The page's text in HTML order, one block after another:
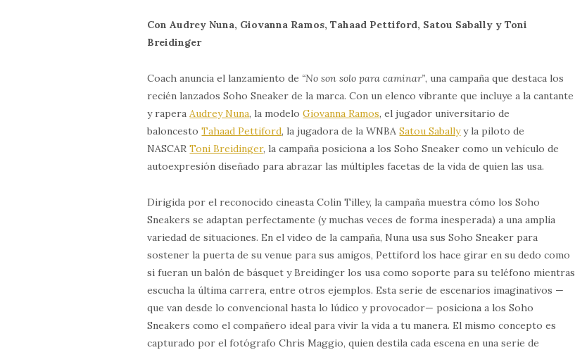
Con Audrey Nuna, Giovanna Ramos, Tahaad Pettiford, Satou Sabally y Toni
Breidinger
Coach anuncia el lanzamiento de “No son solo para caminar”, una campaña que destaca los
recién lanzados Soho Sneaker de la marca. Con un elenco vibrante que incluye a la cantante
y raperaAudrey Nuna, la modeloGiovanna Ramos, el jugador universitario de
baloncestoTahaad Pettiford, la jugadora de la WNBASatou Saballyy la piloto de
NASCARToni Breidinger, la campaña posiciona a los Soho Sneaker como un vehículo de
autoexpresión diseñado para abrazar las múltiples facetas de la vida de quien las usa.
Dirigida por el reconocido cineasta Colin Tilley, la campaña muestra cómo los Soho
Sneakers se adaptan perfectamente (y muchas veces de forma inesperada) a una amplia
variedad de situaciones. En el video de la campaña, Nuna usa sus Soho Sneaker para
sostener la puerta de su venue para sus amigos, Pettiford los hace girar en su dedo como
si fueran un balón de básquet y Breidinger los usa como soporte para su teléfono mientras
escucha la última carrera, entre otros ejemplos. Esta serie de escenarios imaginativos —
que van desde lo convencional hasta lo lúdico y provocador— posiciona a los Soho
Sneakers como el compañero ideal para vivir la vida a tu manera. El mismo concepto es
capturado por el fotógrafo Chris Maggio, quien destila cada escena en una serie de